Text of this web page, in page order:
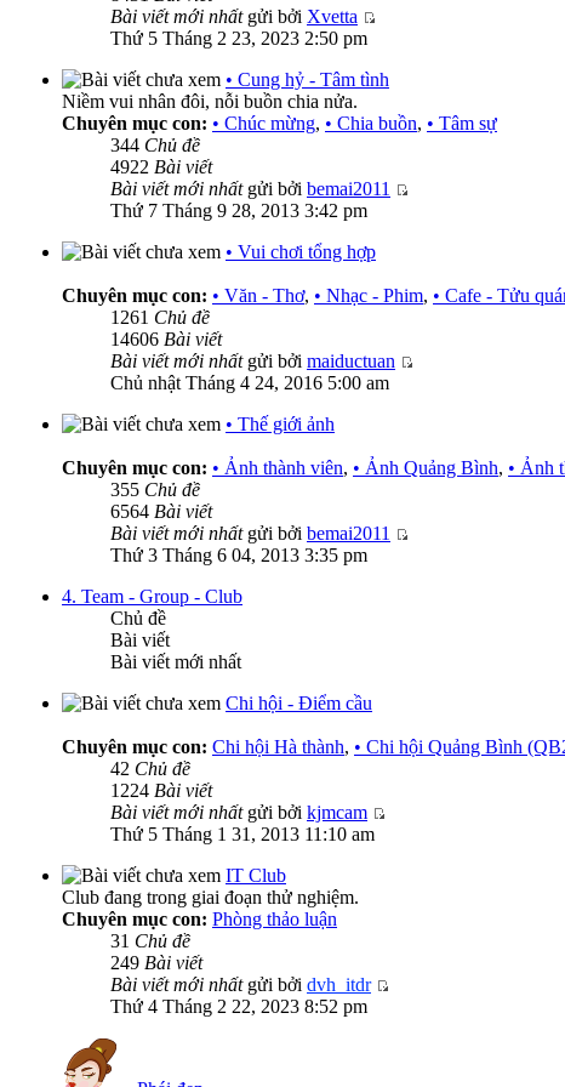
Bài viết mới nhấtgửi bởi Xvetta
Thứ 5 Tháng 2 23, 2023 2:50 pm
• Cung hỷ - Tâm tình
Niềm vui nhân đôi, nỗi buồn chia nửa.
Chuyên mục con: • Chúc mừng, • Chia buồn, • Tâm sự
344 Chủ đề
4922 Bài viết
Bài viết mới nhấtgửi bởi bemai2011
Thứ 7 Tháng 9 28, 2013 3:42 pm
• Vui chơi tổng hợp
Chuyên mục con: • Văn - Thơ, • Nhạc - Phim, • Cafe - Tửu
1261 Chủ đề
14606 Bài viết
Bài viết mới nhấtgửi bởi maiductuan
Chủ nhật Tháng 4 24, 2016 5:00 am
• Thế giới ảnh
Chuyên mục con: • Ảnh thành viên, • Ảnh Quảng Bình, • Ảnh
355 Chủ đề
6564 Bài viết
Bài viết mới nhấtgửi bởi bemai2011
Thứ 3 Tháng 6 04, 2013 3:35 pm
4. Team - Group - Club
Chủ đề
Bài viết
Bài viết mới nhất
Chi hội - Điểm cầu
Chuyên mục con: Chi hội Hà thành, • Chi hội Quảng Bình
42 Chủ đề
1224 Bài viết
Bài viết mới nhấtgửi bởi kjmcam
Thứ 5 Tháng 1 31, 2013 11:10 am
IT Club
Club đang trong giai đoạn thử nghiệm.
Chuyên mục con: Phòng thảo luận
31 Chủ đề
249 Bài viết
Bài viết mới nhấtgửi bởi dvh_itdr
Thứ 4 Tháng 2 22, 2023 8:52 pm